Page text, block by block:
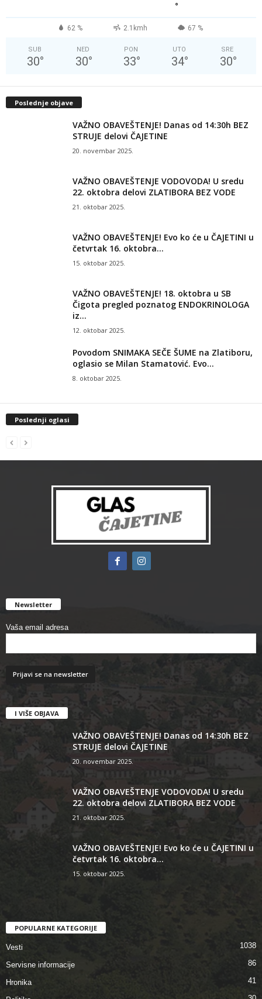
°
62 % 2.1kmh 67 %
SUB
30°
NED
30°
PON
33°
UTO
34°
SRE
30°
Poslednje objave
VAŽNO OBAVEŠTENJE! Danas od 14:30h BEZ
STRUJE delovi ČAJETINE
20. novembar 2025.
VAŽNO OBAVEŠTENJE VODOVODA! U sredu
22. oktobra delovi ZLATIBORA BEZ VODE
21. oktobar 2025.
VAŽNO OBAVEŠTENJE! Evo ko će u ČAJETINI u
četvrtak 16. oktobra...
15. oktobar 2025.
VAŽNO OBAVEŠTENJE! 18. oktobra u SB
Čigota pregled poznatog ENDOKRINOLOGA
iz...
12. oktobar 2025.
Povodom SNIMAKA SEČE ŠUME na Zlatiboru,
oglasio se Milan Stamatović. Evo...
8. oktobar 2025.
Poslednji oglasi
Newsletter
Vaša email adresa
I VIŠE OBJAVA
VAŽNO OBAVEŠTENJE! Danas od 14:30h BEZ
STRUJE delovi ČAJETINE
20. novembar 2025.
VAŽNO OBAVEŠTENJE VODOVODA! U sredu
22. oktobra delovi ZLATIBORA BEZ VODE
21. oktobar 2025.
VAŽNO OBAVEŠTENJE! Evo ko će u ČAJETINI u
četvrtak 16. oktobra...
15. oktobar 2025.
POPULARNE KATEGORIJE
Vesti 1038
Servisne informacije 86
Hronika 41